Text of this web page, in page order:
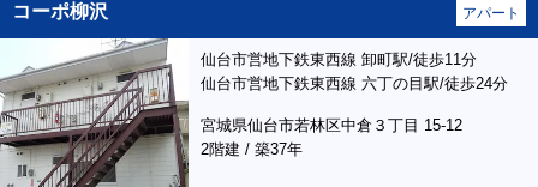
コーポ柳沢 アパート
仙台市営地下鉄東西線 卸町駅/徒歩11分
仙台市営地下鉄東西線 六丁の目駅/徒歩24分
宮城県仙台市若林区中倉３丁目 15-12
2階建 / 築37年